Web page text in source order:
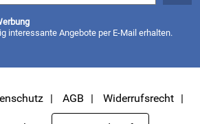
interessante Angebote per E-Mail erhalten.
wird nicht an andere Unternehmen
Zwecken wird in anonymer Form
für die Zukunft widerrufen, indem ich
Ende des Newsletters anklicke oder die Option
deaktiviere. DieDatenschutzerklärung
AGB Widerrufsrecht